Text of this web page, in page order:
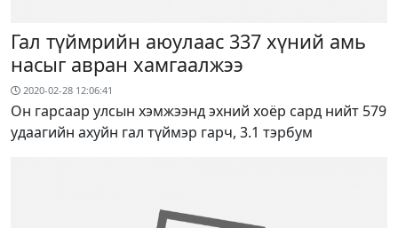
Гал түймрийн аюулаас 337 хүний амь
насыг авран хамгаалжээ
2020-02-28 12:06:41
Он гарсаар улсын хэмжээнд эхний хоёр сард нийт 579
удаагийн ахуйн гал түймэр гарч, 3.1 тэрбум